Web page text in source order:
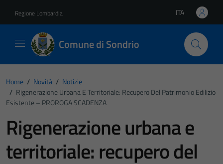
Regione Lombardia Lingua attiva:
ITA
Comune di Sondrio
Home / Novità / Notizie
/ Rigenerazione Urbana E Territoriale: Recupero Del Patrimonio Edilizio
Esistente – PROROGA SCADENZA
Rigenerazione urbana e
territoriale: recupero del